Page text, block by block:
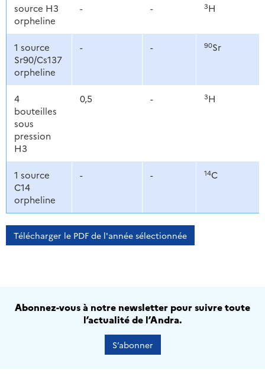
source H3
orpheline
- - 3H
1 source
Sr90/Cs137
orpheline
- - 90Sr
4
bouteilles
sous
pression
H3
0,5 - 3H
1 source
C14
orpheline
- - 14C
Télécharger le PDF de l'année sélectionnée
Abonnez-vous à notre newsletter pour suivre toute
l’actualité de l’Andra.
S’abonner